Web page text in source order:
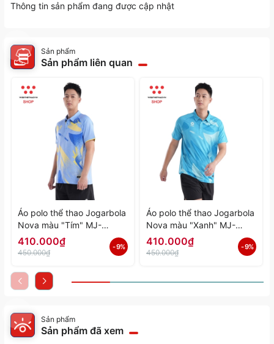
Thông tin sản phẩm đang được cập nhật
Sản phẩm
Sản phẩm liên quan
Áo polo thể thao Jogarbola
Nova màu "Tím" MJ-
A4197-04 - Hàng Chính
Hãng
410.000₫
450.000₫
- 9%
Áo polo thể thao Jogarbola
Nova màu "Xanh" MJ-
A4197-03 - Hàng Chính
Hãng
410.000₫
450.000₫
- 9%
Sản phẩm
Sản phẩm đã xem